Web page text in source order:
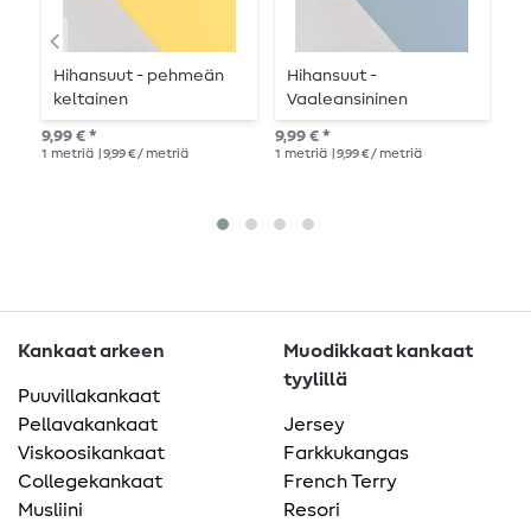
Hihansuut - pehmeän
keltainen
9,99 € *
1 metriä | 9,99 € / metriä
Hihansuut -
Vaaleansininen
9,99 € *
1 metriä | 9,99 € / metriä
Kankaat arkeen
Puuvillakankaat
Pellavakankaat
Viskoosikankaat
Collegekankaat
Musliini
Muodikkaat kankaat
tyylillä
Jersey
Farkkukangas
French Terry
Resori